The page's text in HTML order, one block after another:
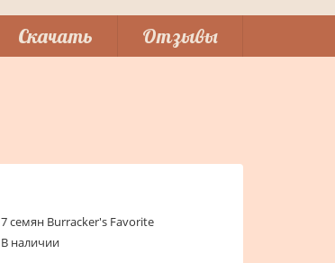
Скачать Отзывы
7 семян Burracker's Favorite
В наличии